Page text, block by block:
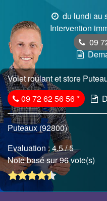
du lundi au
Intervention
09
Volet roulant et store
09 72 62 56 56*
Puteaux (92800)
Evaluation :4.5/ 5
Note basé sur 96 vote(s)